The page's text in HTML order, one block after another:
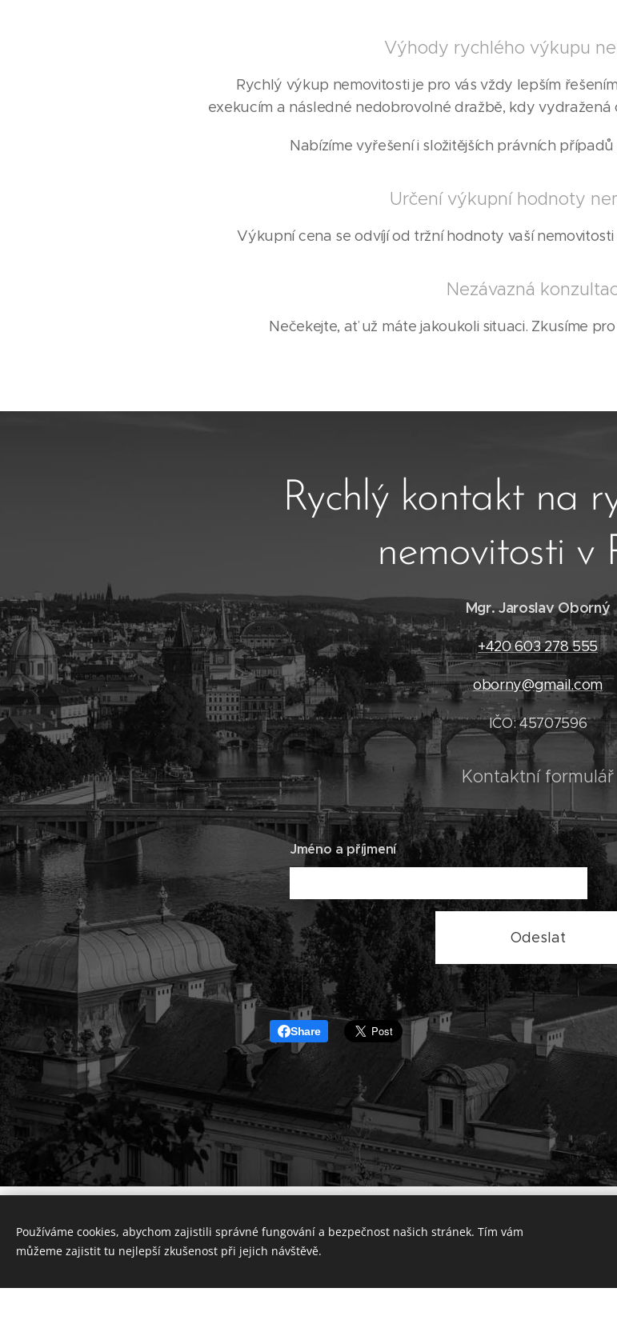
Výhody rychlého výkupu
Rychlý výkup nemovitosti je pro vás vždy lepším
exekucím a následné nedobrovolné dražbě, kdy vydražená
Nabízíme vyřešení i složitějších právních
Určení výkupní hodnoty
Výkupní cena se odvíjí od tržní hodnoty vaší
Nezávazná
Nečekejte, ať už máte jakoukoli situaci. Zkusíme
Rychlý kontakt na
nemovitosti v
Mgr. Jaroslav Oborný
+420 603 278 555
oborny@gmail.com
IČO: 45707596
Kontaktní formulář
Jméno a příjmení
Odeslat
Share
Lokality
Používáme cookies, abychom zajistili správné fungování a bezpečnost našich stránek. Tím vám
můžeme zajistit tu nejlepší zkušenost při jejich návštěvě.